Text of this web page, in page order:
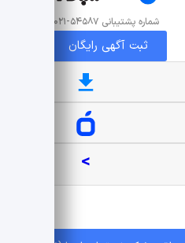
شماره پشتیبانی ۵۴۵۸۷-۰۲۱
ثبت آگهی رایگان
>